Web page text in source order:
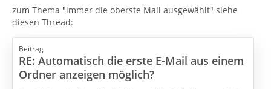
zum Thema "immer die oberste Mail ausgewählt" siehe
diesen Thread:
Beitrag
RE: Automatisch die erste E-Mail aus einem
Ordner anzeigen möglich?